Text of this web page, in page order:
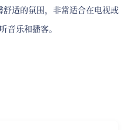
适的氛围，非常适合在电视或
音乐和播客。